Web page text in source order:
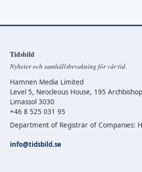
Tidsbild
Nyheter och samhällsbevakning för vår tid.
Hamnen Media Limited
Level 5, Neocleous House, 195
Limassol 3030
+46 8 525 031 95
Department of Registrar of Companies:
info@tidsbild.se